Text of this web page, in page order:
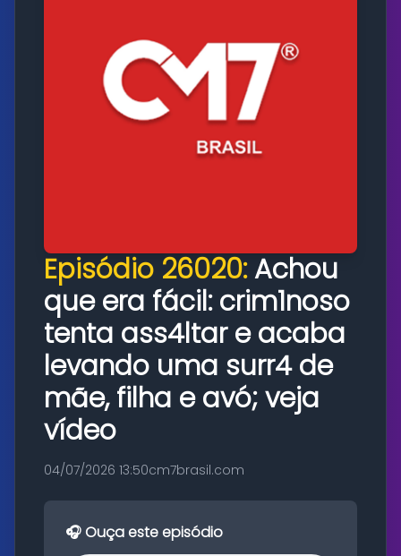
Episódio 26020:Achou
que era fácil: crim1noso
tenta ass4ltar e acaba
levando uma surr4 de
mãe, filha e avó; veja
vídeo
04/07/2026 13:50cm7brasil.com
🎧 Ouça este episódio